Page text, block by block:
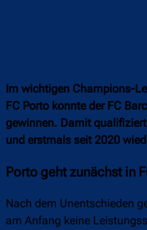
Im wichtigen Champions-
FC Porto konnte der FC
gewinnen. Damit
und erstmals seit 2020
Porto geht zunächst in
Nach dem Unentschieden
am Anfang keine